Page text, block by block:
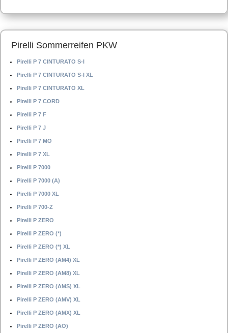
Pirelli Sommerreifen PKW
Pirelli P 7 CINTURATO S-I
Pirelli P 7 CINTURATO S-I XL
Pirelli P 7 CINTURATO XL
Pirelli P 7 CORD
Pirelli P 7 F
Pirelli P 7 J
Pirelli P 7 MO
Pirelli P 7 XL
Pirelli P 7000
Pirelli P 7000 (A)
Pirelli P 7000 XL
Pirelli P 700-Z
Pirelli P ZERO
Pirelli P ZERO (*)
Pirelli P ZERO (*) XL
Pirelli P ZERO (AM4) XL
Pirelli P ZERO (AM8) XL
Pirelli P ZERO (AMS) XL
Pirelli P ZERO (AMV) XL
Pirelli P ZERO (AMX) XL
Pirelli P ZERO (AO)